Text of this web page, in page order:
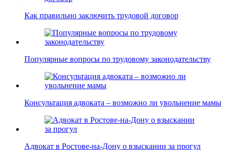
Как правильно заключить трудовой договор
Популярные вопросы по трудовому законодательству
Консультация адвоката – возможно ли увольнение мамы
Адвокат в Ростове-на-Дону о взыскании за прогул